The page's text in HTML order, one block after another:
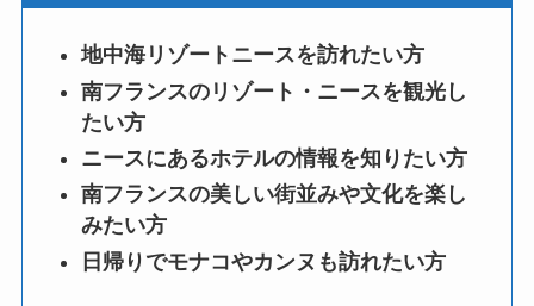
地中海リゾートニースを訪れたい方
南フランスのリゾート・ニースを観光し
たい方
ニースにあるホテルの情報を知りたい方
南フランスの美しい街並みや文化を楽し
みたい方
日帰りでモナコやカンヌも訪れたい方